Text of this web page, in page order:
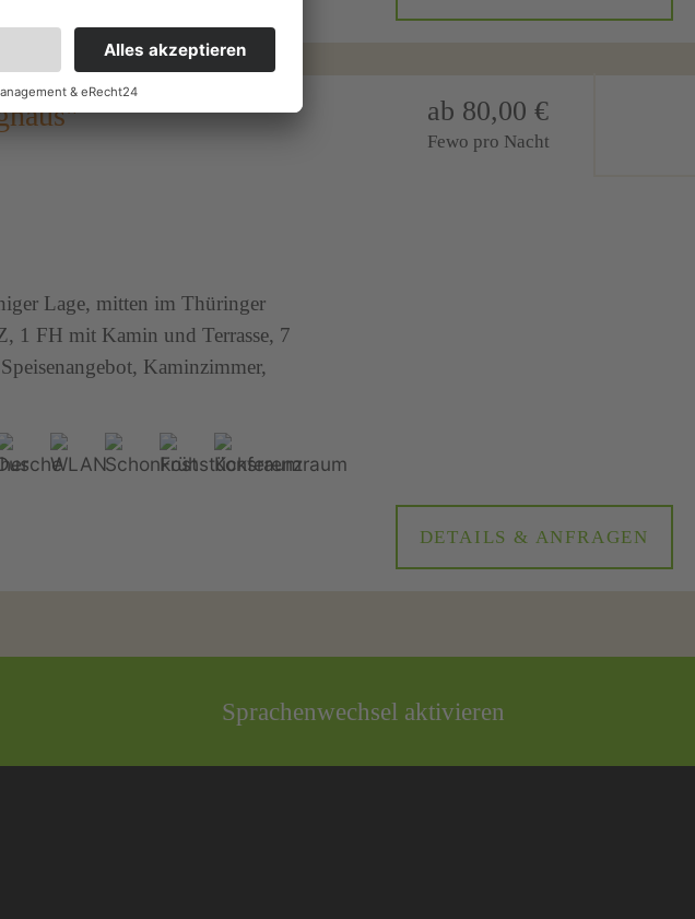
Lage, mitten im Thüringer
1 FH mit Kamin und Terrasse, 7
Kaminzimmer,
ab 80,00 €
Fewo pro Nacht
DETAILS & ANFRAGEN
Sprachenwechsel aktivieren